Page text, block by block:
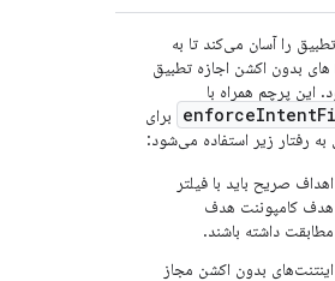
را آسان می‌کند تا به
intent های بدون اکشن اجازه تطبیق
این پرچم همراه با
برای
به رفتار زیر استفاده می‌شود:
اهداف صریح باید با فیلتر
هدف کامپوننت هدف
مطابقت داشته باشند.
اینتنت‌های بدون اکشن مجاز